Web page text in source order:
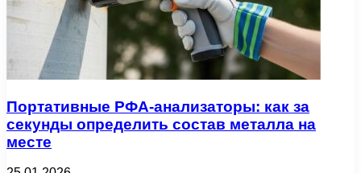
Портативные РФА-анализаторы: как за
секунды определить состав металла на
месте